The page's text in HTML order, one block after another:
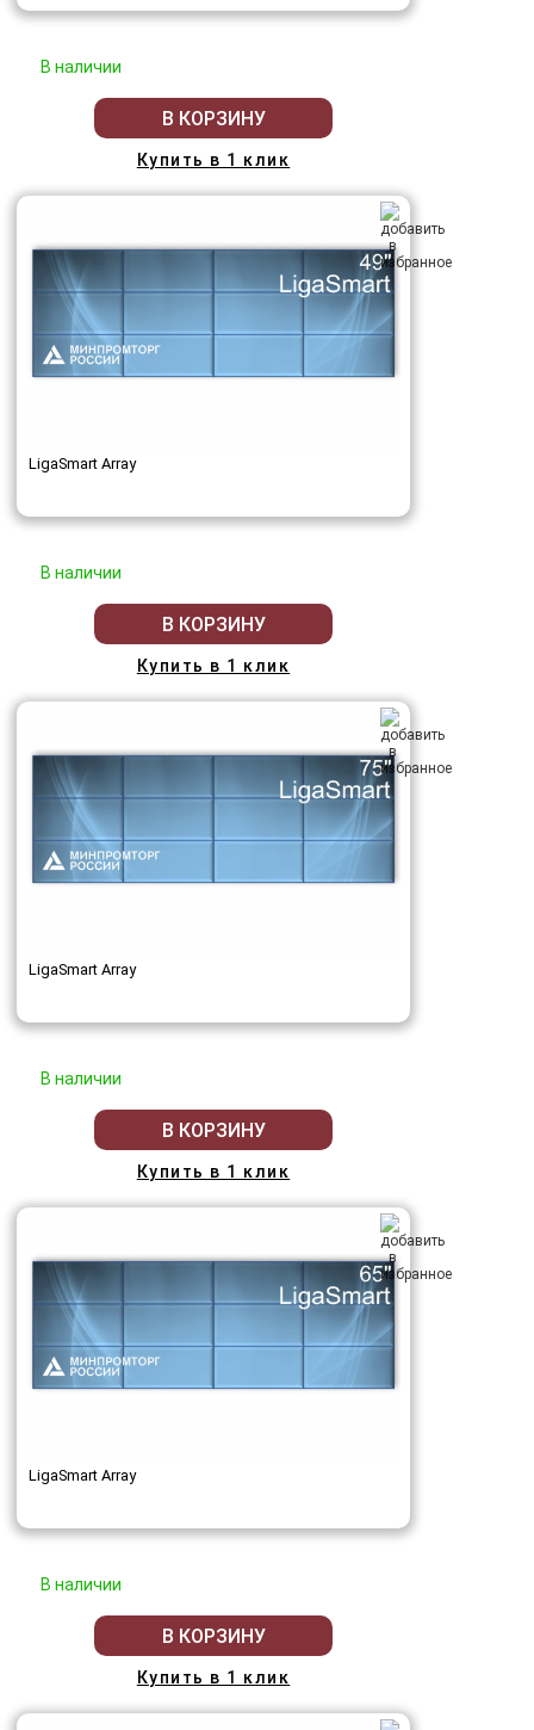
В наличии
В КОРЗИНУ
Купить в 1 клик
LigaSmart Array
В наличии
В КОРЗИНУ
Купить в 1 клик
LigaSmart Array
В наличии
В КОРЗИНУ
Купить в 1 клик
LigaSmart Array
В наличии
В КОРЗИНУ
Купить в 1 клик